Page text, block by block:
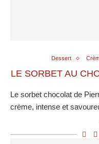
Dessert
LE SORBET AU
Le sorbet chocolat de
crème, intense et